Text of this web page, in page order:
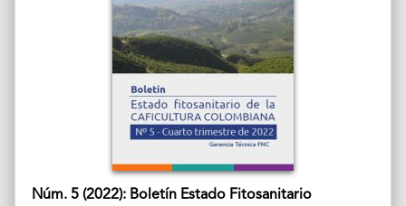
Núm. 5 (2022): Boletín Estado Fitosanitario